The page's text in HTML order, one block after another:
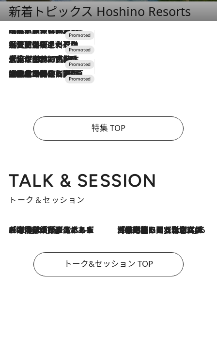
新着トピックス Hoshino Resorts
2026.7.31
【ホテル帰省】という選択肢をOMOが提案。家族とほどよい距離を保つには「昼は実家、夜は気兼ねなくホテルで！」
2026.7.24
【夏限定ディナーコース】旬を迎える稚鮎や花ズッキーニなどをイタリア・トスカーナの郷土料理の手法で満喫！
2026.7.17
「土佐和ハーブかき氷」がOMO7高知に登場！生姜、山椒、大葉など目にも舌にも涼を呼ぶ郷土の味
2026.7.10
NEW OPEN！【界 草津】名湯の地に誕生。趣の異なる2種の温泉と上州ならではの会席・蕎麦割烹など美食を味わう究極の癒やし旅
特集 TOP
TALK & SESSION
トーク＆セッション
2026.8.3
「今後値上げがあるとすれば…」「リスクがあるのは今年の冬」エネルギー専門家が語る、ホルムズ海峡封鎖が家庭にもたらす“ある心配” 2026.8.3
「住宅建てられない…」「サーチャージ料の高値が続いている」ホルムズ海峡封鎖による影響はいつまで続く？《エネルギー専門家に聞く“どうなる日本の暮らし”》
トーク&セッション TOP